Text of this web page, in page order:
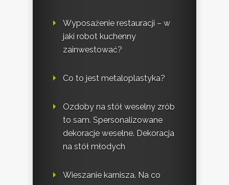
Wyposażenie restauracji – w
jaki robot kuchenny
zainwestować?
Co to jest metaloplastyka?
Ozdoby na stół weselny zrób
to sam. Spersonalizowane
dekoracje weselne. Dekoracja
na stół młodych
Wieszanie karnisza. Na co